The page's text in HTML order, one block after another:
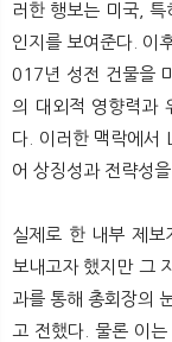
러한 행보는 미국,
인지를 보여준다. 이
017년 성전 건물을
의 대외적 영향력과
다. 이러한 맥락에서
어 상징성과 전략성
실제로 한 내부 제보
보내고자 했지만 그
과를 통해 총회장의
고 전했다. 물론 이는